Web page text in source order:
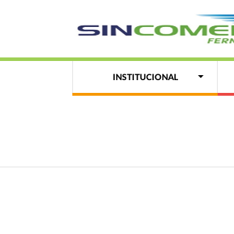
INSTITUCIONAL